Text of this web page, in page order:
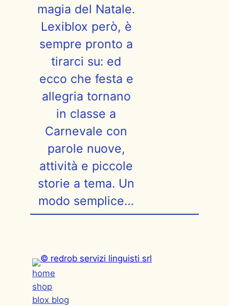
magia del Natale.
Lexiblox però, è
sempre pronto a
tirarci su: ed
ecco che festa e
allegria tornano
in classe a
Carnevale con
parole nuove,
attività e piccole
storie a tema. Un
modo semplice…
home
shop
blox blog